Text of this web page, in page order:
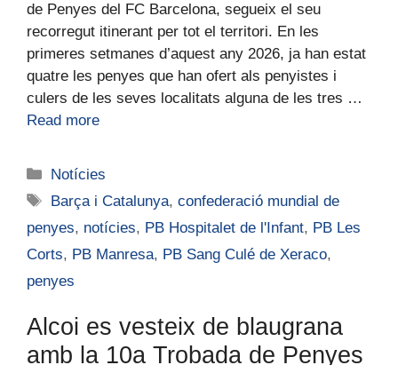
de Penyes del FC Barcelona, segueix el seu
recorregut itinerant per tot el territori. En les
primeres setmanes d’aquest any 2026, ja han estat
quatre les penyes que han ofert als penyistes i
culers de les seves localitats alguna de les tres …
Read more
Notícies
Barça i Catalunya,confederació mundial de
penyes, notícies, PB Hospitalet de l'Infant, PB Les
Corts, PB Manresa, PB Sang Culé de Xeraco,
penyes
Alcoi es vesteix de blaugrana
amb la 10a Trobada de Penyes